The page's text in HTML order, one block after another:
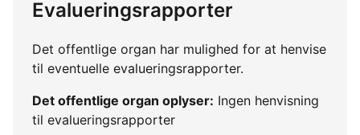
Evalueringsrapporter
Det offentlige organ har mulighed for at henvise
til eventuelle evalueringsrapporter.
Det offentlige organ oplyser: Ingen henvisning
til evalueringsrapporter